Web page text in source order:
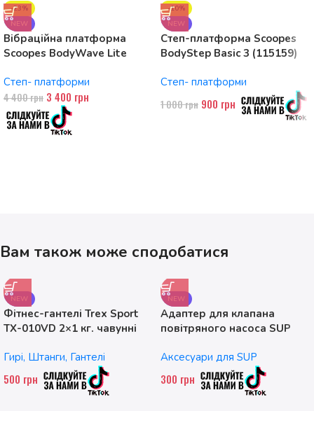
-23%
NEW
Вібраційна платформа
Scoopes BodyWave Lite
Степ- платформи
4 400грн 3 400 грн
-10%
NEW
Степ-платформа Scoopes
BodyStep Basic 3 (115159)
рівні
Степ- платформи
1 000грн 900 грн
Вам також може сподобатися
NEW
Фітнес-гантелі Trex Sport
TX-010VD 2×1 кг. чавунні
Гирі, Штанги, Гантелі
500 грн
NEW
Адаптер для клапана
повітряного насоса SUP
Аксесуари для SUP
300 грн